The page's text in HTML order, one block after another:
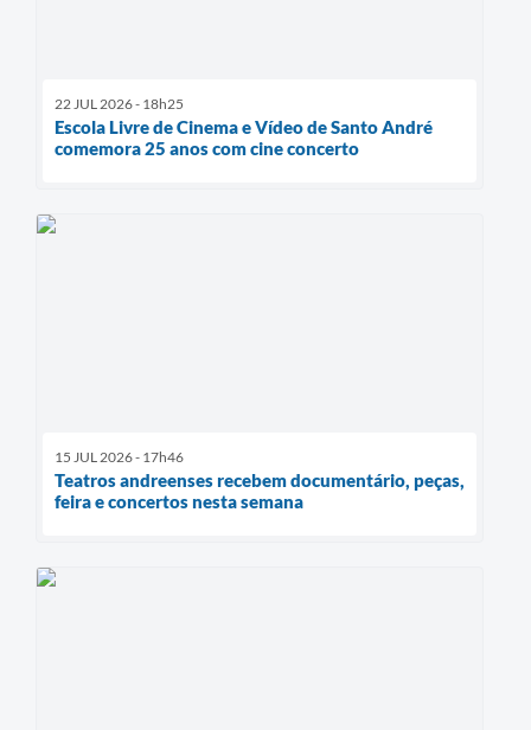
22 JUL 2026 - 18h25
Escola Livre de Cinema e Vídeo de Santo André
comemora 25 anos com cine concerto
15 JUL 2026 - 17h46
Teatros andreenses recebem documentário, peças,
feira e concertos nesta semana